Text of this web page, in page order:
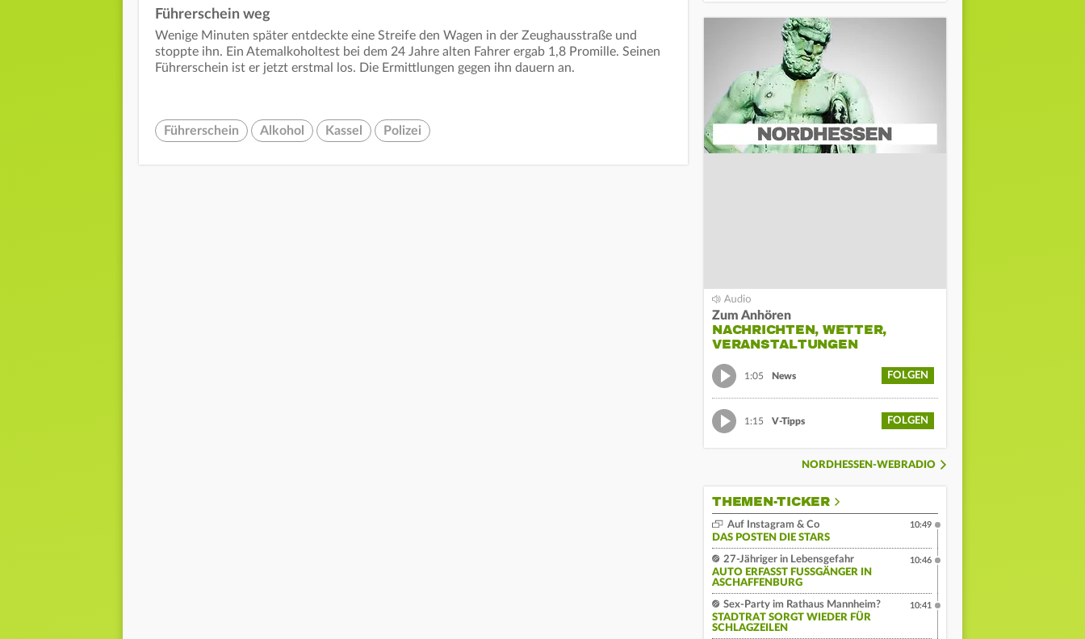
Führerschein weg
Wenige Minuten später entdeckte eine Streife den Wagen in der Zeughausstraße und
stoppte ihn. Ein Atemalkoholtest bei dem 24 Jahre alten Fahrer ergab 1,8 Promille. Seinen
Führerschein ist er jetzt erstmal los. Die Ermittlungen gegen ihn dauern an.
Führerschein Alkohol Kassel Polizei
Zum Anhören
NACHRICHTEN, WETTER,
VERANSTALTUNGEN
1:05 News FOLGEN
1:15 V-Tipps FOLGEN
NORDHESSEN-WEBRADIO
THEMEN-TICKER
Auf Instagram & Co
DAS POSTEN DIE STARS
10:49
27-Jähriger in Lebensgefahr
AUTO ERFASST FUSSGÄNGER IN A
SCHAFFENBURG
10:46
Sex-Party im Rathaus Mannheim?
STADTRAT SORGT WIEDER FÜR
SCHLAGZEILEN
10:41